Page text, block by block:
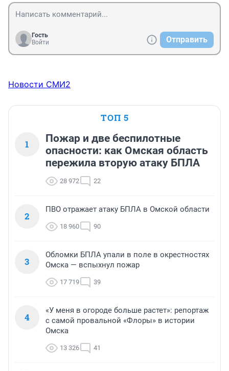
Гость
Войти
Отправить
Новости СМИ2
ТОП 5
1
Пожар и две беспилотные
опасности: как Омская область
пережила вторую атаку БПЛА
28 972 22
2
ПВО отражает атаку БПЛА в Омской области
18 960 90
3
Обломки БПЛА упали в поле в окрестностях
Омска — вспыхнул пожар
17 719 39
4
«У меня в огороде больше растет»: репортаж
с самой провальной «Флоры» в истории
Омска
13 326 41